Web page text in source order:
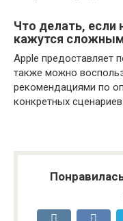
Что делать, если
кажутся
Apple предоставляет
также можно
рекомендациями по
конкретных